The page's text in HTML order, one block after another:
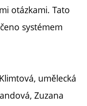
otázkami. Tato
systémem
umělecká
Zuzana